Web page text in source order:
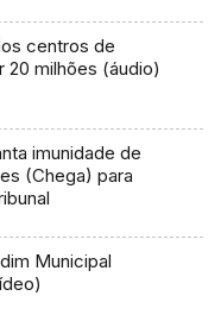
centros de
20 milhões (áudio)
imunidade de
(Chega) para
Municipal